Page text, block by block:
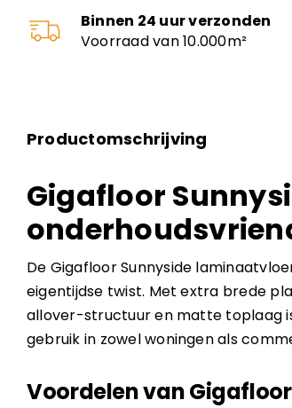
Binnen 24 uur verzonden
Voorraad van 10.000m²
Productomschrijving
Gigafloor
De Gigafloor Sunnyside
eigentijdse twist. Met extra brede
allover-structuur en matte toplaag
gebruik in zowel woningen als
Voordelen van